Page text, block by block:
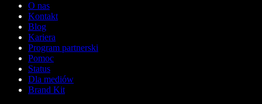
O nas
Kontakt
Blog
Kariera
Program partnerski
Pomoc
Status
Dla mediów
Brand Kit